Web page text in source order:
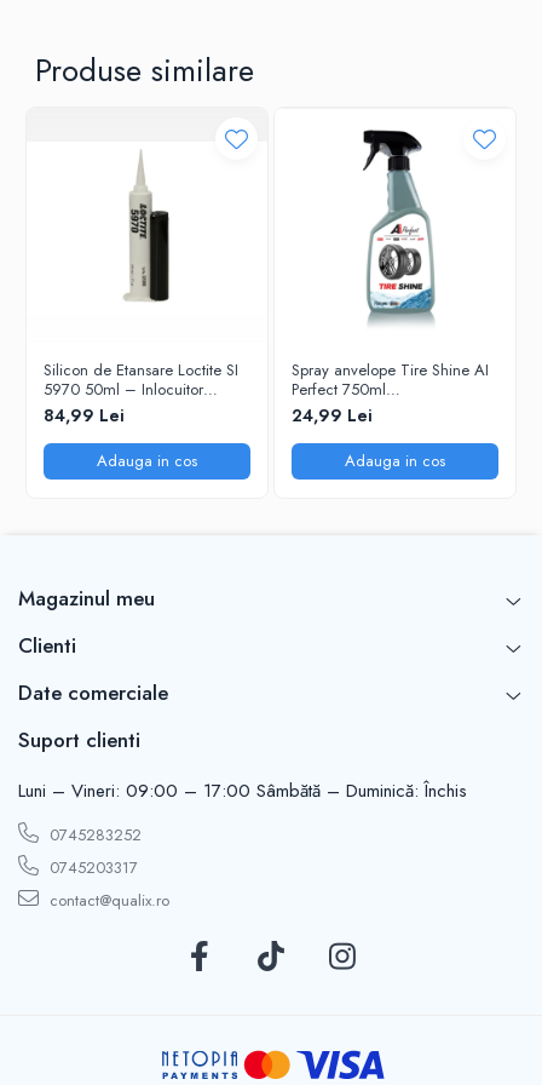
Produse similare
Silicon de Etansare Loctite SI
5970 50ml – Inlocuitor
Garnituri Flanse, Rezistent
-50°C / +200°C, Uscare 25
Minute, Metal si Plastic
84,99 Lei
Adauga in cos
Spray anvelope Tire Shine AI
Perfect 750ml
(100AIPCTS750) – luciu și
protecție UV
24,99 Lei
Adauga in cos
Magazinul meu
Clienti
Date comerciale
Suport clienti
Luni – Vineri: 09:00 – 17:00 Sâmbătă – Duminică: Închis
0745283252
0745203317
contact@qualix.ro